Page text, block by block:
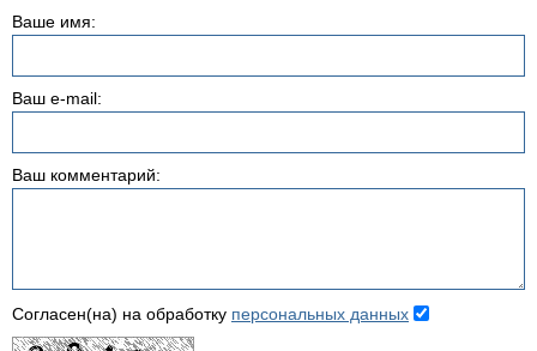
Ваше имя:
Ваш e-mail:
Ваш комментарий:
Согласен(на) на обработку персональных данных